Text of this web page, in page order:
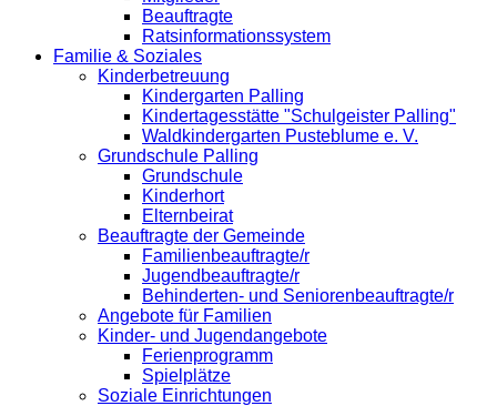
Beauftragte
Ratsinformationssystem
Familie & Soziales
Kinderbetreuung
Kindergarten Palling
Kindertagesstätte "Schulgeister Palling"
Waldkindergarten Pusteblume e. V.
Grundschule Palling
Grundschule
Kinderhort
Elternbeirat
Beauftragte der Gemeinde
Familienbeauftragte/r
Jugendbeauftragte/r
Behinderten- und Seniorenbeauftragte/r
Angebote für Familien
Kinder- und Jugendangebote
Ferienprogramm
Spielplätze
Soziale Einrichtungen